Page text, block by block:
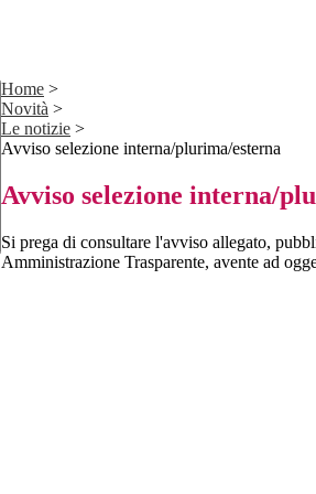
Home >
Novità >
Le notizie >
Avviso selezione interna/plurima/esterna
Avviso selezione interna/
Si prega di consultare l'avviso allegato,
Amministrazione Trasparente, avente ad